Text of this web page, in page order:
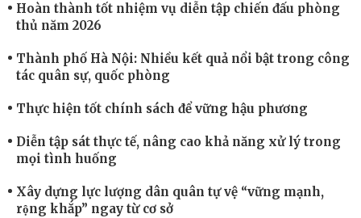
Hoàn thành tốt nhiệm vụ diễn tập chiến đấu phòng
thủ năm 2026
Thành phố Hà Nội: Nhiều kết quả nổi bật trong công
tác quân sự, quốc phòng
Thực hiện tốt chính sách để vững hậu phương
Diễn tập sát thực tế, nâng cao khả năng xử lý trong
mọi tình huống
Xây dựng lực lượng dân quân tự vệ “vững mạnh,
rộng khắp” ngay từ cơ sở